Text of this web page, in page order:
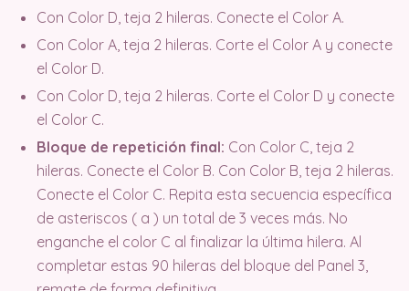
Con Color D, teja 2 hileras. Conecte el Color A.
Con Color A, teja 2 hileras. Corte el Color A y conecte
el Color D.
Con Color D, teja 2 hileras. Corte el Color D y conecte
el Color C.
Bloque de repetición final: Con Color C, teja 2
hileras. Conecte el Color B. Con Color B, teja 2 hileras.
Conecte el Color C. Repita esta secuencia específica
de asteriscos ( a ) un total de 3 veces más. No
enganche el color C al finalizar la última hilera. Al
completar estas 90 hileras del bloque del Panel 3,